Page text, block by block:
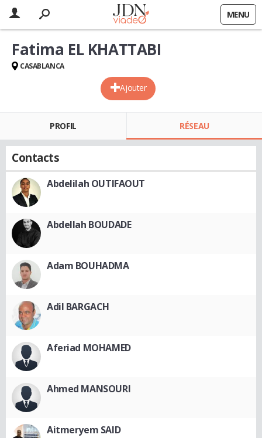
MENU
Ajouter
Fatima EL KHATTABI
CASABLANCA
PROFIL RÉSEAU
Contacts
Abdelilah OUTIFAOUT
Abdellah BOUDADE
Adam BOUHADMA
Adil BARGACH
Aferiad MOHAMED
Ahmed MANSOURI
Aitmeryem SAID